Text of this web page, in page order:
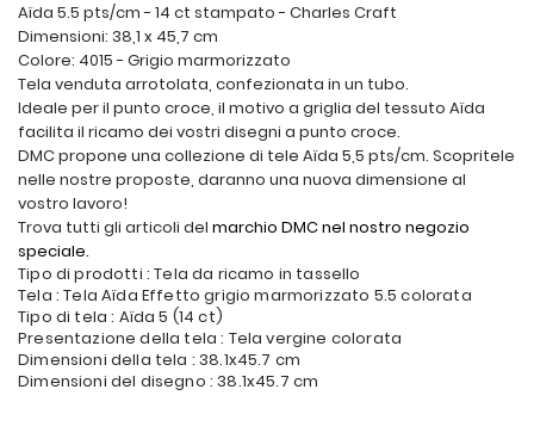
Aïda 5.5 pts/cm - 14 ct stampato - Charles Craft
Dimensioni: 38,1 x 45,7 cm
Colore: 4015 - Grigio marmorizzato
Tela venduta arrotolata, confezionata in un tubo.
Ideale per il punto croce, il motivo a griglia del tessuto Aïda
facilita il ricamo dei vostri disegni a punto croce.
DMC propone una collezione di tele Aïda 5,5 pts/cm. Scopritele
nelle nostre proposte, daranno una nuova dimensione al
vostro lavoro!
Trova tutti gli articoli del marchio DMC nel nostro negozio
speciale.
Tipo di prodotti : Tela da ricamo in tassello
Tela : Tela Aïda Effetto grigio marmorizzato 5.5 colorata
Tipo di tela : Aïda 5 (14 ct)
Presentazione della tela : Tela vergine colorata
Dimensioni della tela : 38.1x45.7 cm
Dimensioni del disegno : 38.1x45.7 cm